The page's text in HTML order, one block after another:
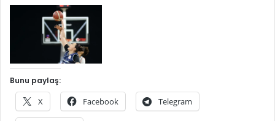
Bunu paylaş:
X Facebook Telegram